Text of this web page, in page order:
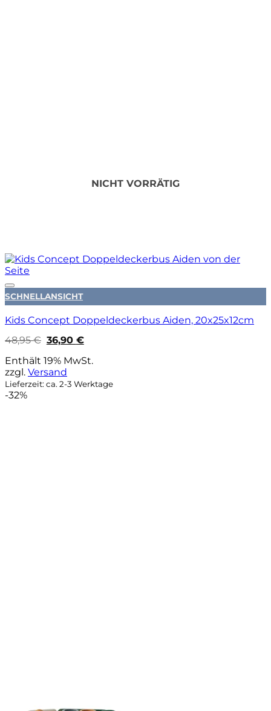
Auf die Wunschliste
SCHNELLANSICHT
Kids Concept Doppeldeckerbus Aiden, 20x25x12cm
48,95€ Ursprünglicher
Preis
war:
48,95 €
36,90 €Aktueller
ist:
Enthält 19% MwSt.
zzgl. Versand
Lieferzeit: ca. 2-3 Werktage
-32%
NICHT VORRÄTIG